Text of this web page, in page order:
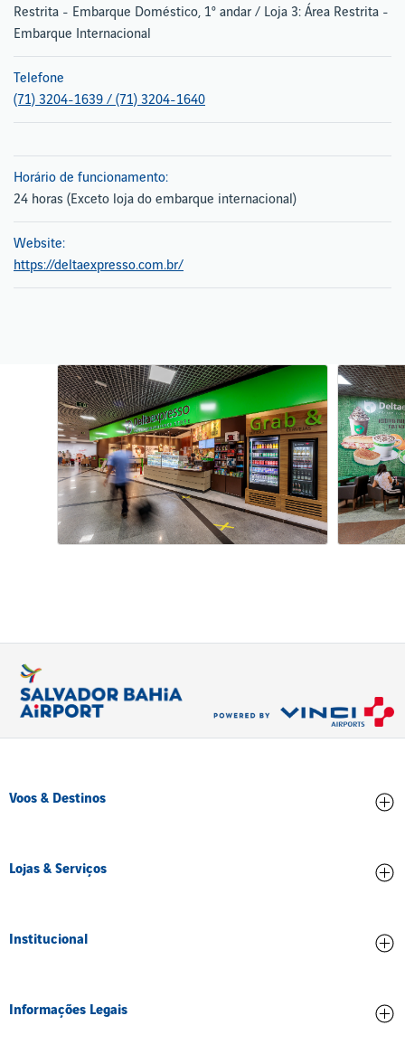
Restrita - Embarque Doméstico, 1º andar / Loja 3: Área Restrita -
Embarque Internacional
Telefone
(71) 3204-1639 / (71) 3204-1640
Horário de funcionamento:
24 horas (Exceto loja do embarque internacional)
Website:
https://deltaexpresso.com.br/
Voos & Destinos
Partidas
Lojas & Serviços
Serviços e Comodidades
Institucional
Corporativo
Informações Legais